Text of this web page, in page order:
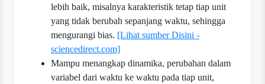
lebih baik, misalnya karakteristik tetap tiap unit
yang tidak berubah sepanjang waktu, sehingga
mengurangi bias. [Lihat sumber Disini -
sciencedirect.com]
Mampu menangkap dinamika, perubahan dalam
variabel dari waktu ke waktu pada tiap unit,